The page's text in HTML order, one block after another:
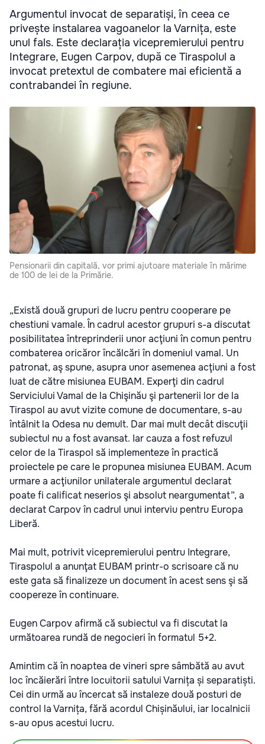
Argumentul invocat de separatiși, în ceea ce
privește instalarea vagoanelor la Varnița, este
unul fals. Este declarația vicepremierului pentru
Integrare, Eugen Carpov, după ce Tiraspolul a
invocat pretextul de combatere mai eficientă a
contrabandei în regiune.
Pensionarii din capitală, vor primi ajutoare materiale în mărime
de 100 de lei de la Primărie.
„Există două grupuri de lucru pentru cooperare pe
chestiuni vamale. În cadrul acestor grupuri s-a discutat
posibilitatea întreprinderii unor acţiuni în comun pentru
combaterea oricăror încălcări în domeniul vamal. Un
patronat, aş spune, asupra unor asemenea acţiuni a fost
luat de către misiunea EUBAM. Experţi din cadrul
Serviciului Vamal de la Chişinău şi partenerii lor de la
Tiraspol au avut vizite comune de documentare, s-au
întâlnit la Odesa nu demult. Dar mai mult decât discuţii
subiectul nu a fost avansat. Iar cauza a fost refuzul
celor de la Tiraspol să implementeze în practică
proiectele pe care le propunea misiunea EUBAM. Acum
urmare a acţiunilor unilaterale argumentul declarat
poate fi calificat neserios şi absolut neargumentat”, a
declarat Carpov în cadrul unui interviu pentru Europa
Liberă.
Mai mult, potrivit vicepremierului pentru Integrare,
Tiraspolul a anunţat EUBAM printr-o scrisoare că nu
este gata să finalizeze un document în acest sens şi să
coopereze în continuare.
Eugen Carpov afirmă că subiectul va fi discutat la
următoarea rundă de negocieri în formatul 5+2.
Amintim că în noaptea de vineri spre sâmbătă au avut
loc încăierări între locuitorii satului Varnița și separatiști.
Cei din urmă au încercat să instaleze două posturi de
control la Varnița, fără acordul Chișinăului, iar localnicii
s-au opus acestui lucru.